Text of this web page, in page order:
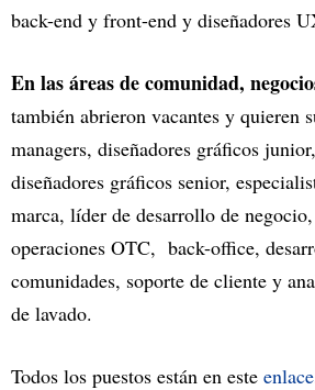
back-end y front-end y diseñadores
En las áreas de comunidad,
también abrieron vacantes y quieren
managers, diseñadores gráficos
diseñadores gráficos senior,
marca, líder de desarrollo de
operaciones OTC, back-office,
comunidades, soporte de cliente y
de lavado.
Todos los puestos están en este enlace